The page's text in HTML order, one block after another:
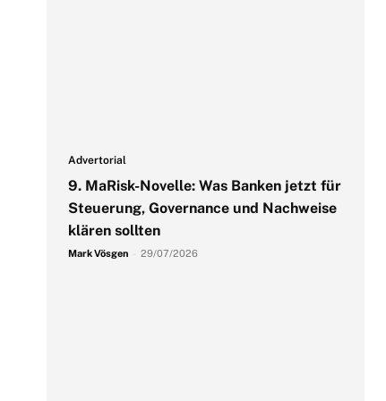
Advertorial
9. MaRisk-Novelle: Was Banken jetzt für
Steuerung, Governance und Nachweise
klären sollten
Mark Vösgen 29/07/2026